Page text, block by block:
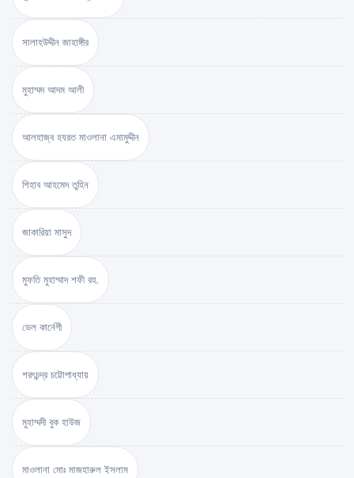
সালাহউদ্দীন জাহাঙ্গীর
মুহাম্মদ আদম আলী
আলহাজ্ব হযরত মাওলানা এমামুদ্দীন
শিহাব আহমেদ তুহিন
জাকারিয়া মাসুদ
মুফতি মুহাম্মাদ শফী রহ.
ডেল কার্নেগী
শরৎচন্দ্র চট্টোপাধ্যায়
মুহাম্মদী বুক হাউজ
মাওলানা মোঃ মাজহারুল ইসলাম